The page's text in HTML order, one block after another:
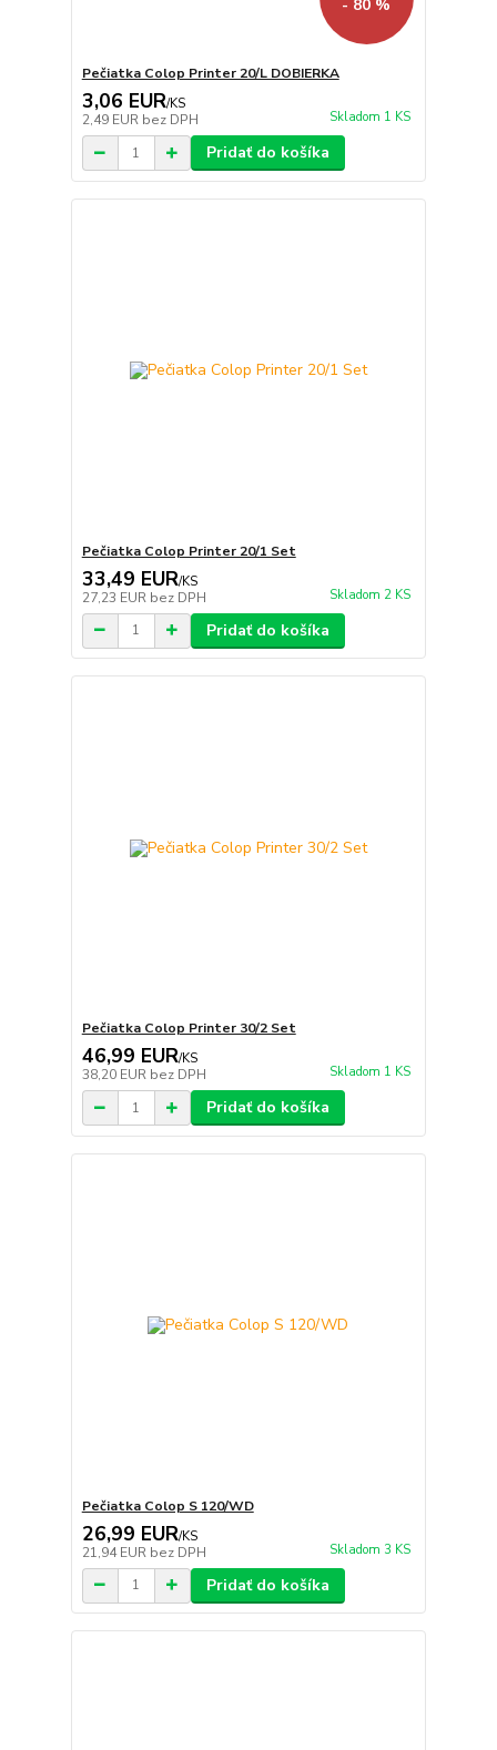
- 80 %
Pečiatka Colop Printer 20/L DOBIERKA
3,06 EUR/KS
2,49 EUR bez DPH Skladom 1 KS
Pridať do košíka
Pečiatka Colop Printer 20/1 Set
33,49 EUR/KS
27,23 EUR bez DPH Skladom 2 KS
Pridať do košíka
Pečiatka Colop Printer 30/2 Set
46,99 EUR/KS
38,20 EUR bez DPH Skladom 1 KS
Pridať do košíka
Pečiatka Colop S 120/WD
26,99 EUR/KS
21,94 EUR bez DPH Skladom 3 KS
Pridať do košíka